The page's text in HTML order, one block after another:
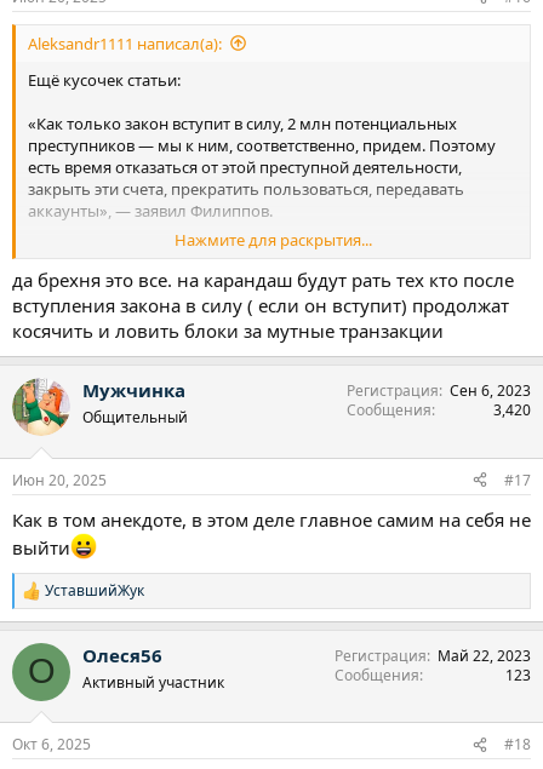
Aleksandr1111 написал(а):
Ещё кусочек статьи:
«Как только закон вступит в силу, 2 млн потенциальных
преступников — мы к ним, соответственно, придем. Поэтому
есть время отказаться от этой преступной деятельности,
закрыть эти счета, прекратить пользоваться, передавать
аккаунты», — заявил Филиппов.
При этом, по словам Филиппова, МВД уже располагает
именами, фамилиями и адресами 30 тыс. дропперов.
Нажмите для раскрытия...
да брехня это все. на карандаш будут рать тех кто после
вступления закона в силу ( если он вступит) продолжат
косячить и ловить блоки за мутные транзакции
Мужчинка
Общительный
Регистрация Сен 6, 2023
Сообщения
3,420
Июн 20, 2025 #17
Как в том анекдоте, в этом деле главное самим на себя не
выйти
Р
е
к
ц
и
УставшийЖук
О Олеся56
Активный участник
Регистрация
Май 22, 2023
Сообщения
123
Окт 6, 2025 #18